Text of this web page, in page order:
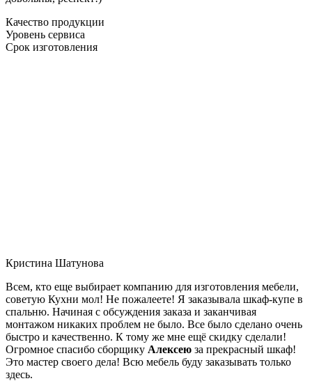
Качество продукции
Уровень сервиса
Срок изготовления
Кристина Шатунова
Всем, кто еще выбирает компанию для изготовления мебели,
советую Кухни мол! Не пожалеете! Я заказывала шкаф-купе в
спальню. Начиная с обсуждения заказа и заканчивая
монтажом никаких проблем не было. Все было сделано очень
быстро и качественно. К тому же мне ещё скидку сделали!
Огромное спасибо сборщику Алексею за прекрасный шкаф!
Это мастер своего дела! Всю мебель буду заказывать только
здесь.